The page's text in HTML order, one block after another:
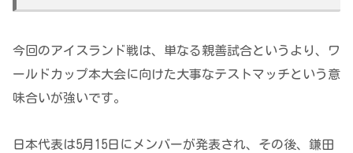
今回のアイスランド戦は、単なる親善試合というより、ワ
ールドカップ本大会に向けた大事なテストマッチという意
味合いが強いです。
日本代表は5月15日にメンバーが発表され、その後、鎌田